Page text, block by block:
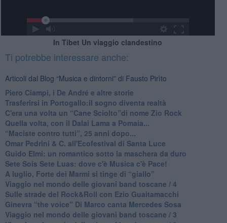
In Tibet Un viaggio clandestino
Ti potrebbe interessare anche:
Articoli dal Blog “Musica e dintorni” di Fausto Pirìto
​Piero Ciampi, i De André e altre storie
​Trasferirsi in Portogallo:il sogno diventa realtà
​C'era una volta un “Cane Sciolto”di nome Zio Rock
Quella volta, con il Dalai Lama a Pomaia...
​“Maciste contro tutti”, 25 anni dopo...
​Omar Pedrini & C. all'Ecofestival di Santa Luce
Guido Elmi: un romantico sotto la maschera da duro
Sete Soís Sete Luas: dove c'è Musica c'è Pace!
​A luglio, Forte dei Marmi si tinge di “giallo”
Viaggio nel mondo delle giovani band toscane / 4
Sulle strade del Rock&Roll con Ezio Guaitamacchi
​Ginevra “the voice” Di Marco canta Mercedes Sosa
Viaggio nel mondo delle giovani band toscane / 3